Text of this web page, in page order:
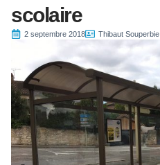
scolaire
2 septembre 2018 Thibaut Souperbie